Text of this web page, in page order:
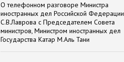
О телефонном разговоре Министра
иностранных дел Российской Федерации
С.В.Лаврова с Председателем Совета
министров, Министром иностранных дел
Государства Катар М.Аль Тани